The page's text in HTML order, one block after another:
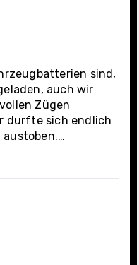
sind,
auch wir
Zügen
durfte sich endlich
austoben.…